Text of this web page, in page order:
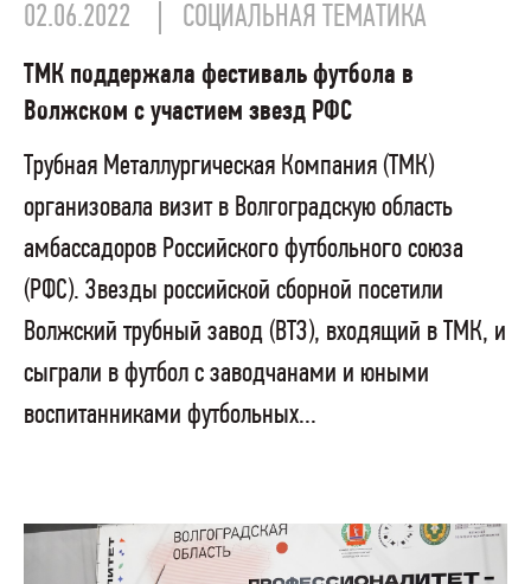
02.06.2022 СОЦИАЛЬНАЯ ТЕМАТИКА
ТМК поддержала фестиваль футбола в
Волжском с участием звезд РФС
Трубная Металлургическая Компания (ТМК)
организовала визит в Волгоградскую область
амбассадоров Российского футбольного союза
(РФС). Звезды российской сборной посетили
Волжский трубный завод (ВТЗ), входящий в ТМК, и
сыграли в футбол с заводчанами и юными
воспитанниками футбольных...